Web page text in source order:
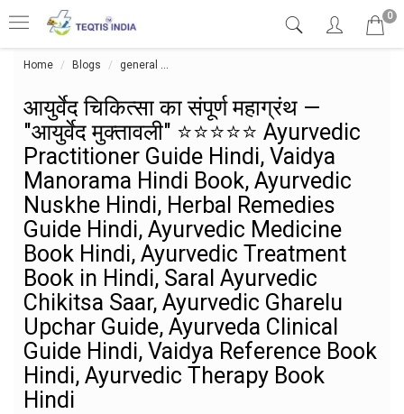
0
Home Blogs general
आयुर्वेद चिकित्सा का संपूर्ण महाग्रंथ —
"आयुर्वेद मुक्तावली" ⭐⭐⭐⭐⭐ Ayurvedic
Practitioner Guide Hindi, Vaidya
Manorama Hindi Book, Ayurvedic
Nuskhe Hindi, Herbal Remedies
Guide Hindi, Ayurvedic Medicine
Book Hindi, Ayurvedic Treatment
Book in Hindi, Saral Ayurvedic
Chikitsa Saar, Ayurvedic Gharelu
Upchar Guide, Ayurveda Clinical
Guide Hindi, Vaidya Reference Book
Hindi, Ayurvedic Therapy Book
Hindi